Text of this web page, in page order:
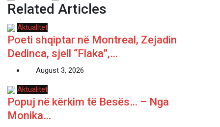
Related Articles
Aktualitet
Poeti shqiptar në Montreal, Zejadin
Dedinca, sjell “Flaka”,…
August 3, 2026
Aktualitet
Popuj në kërkim të Besës… – Nga
Monika…